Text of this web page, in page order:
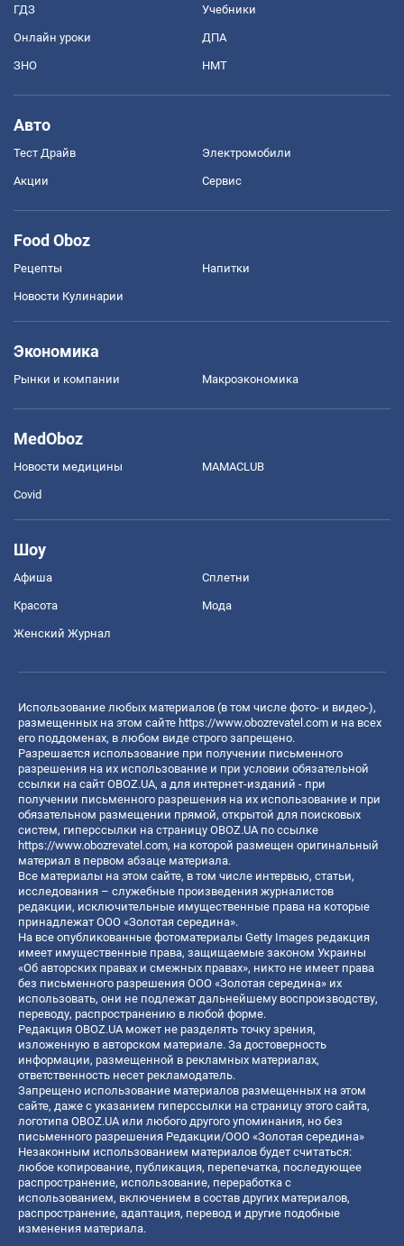
ГДЗ Учебники
Онлайн уроки ДПА
ЗНО НМТ
Авто
Тест Драйв Электромобили
Акции Сервис
Food Oboz
Рецепты Напитки
Новости Кулинарии
Экономика
Рынки и компании Mакроэкономика
MedOboz
Новости медицины MAMACLUB
Covid
Шоу
Афиша Сплетни
Красота Мода
Женский Журнал
Использование любых материалов (в том числе фото- и видео-),
размещенных на этом сайте https://www.obozrevatel.com и на всех
его поддоменах, в любом виде строго запрещено.
Разрешается использование при получении письменного
разрешения на их использование и при условии обязательной
ссылки на сайт OBOZ.UA, а для интернет-изданий - при
получении письменного разрешения на их использование и при
обязательном размещении прямой, открытой для поисковых
систем, гиперссылки на страницу OBOZ.UA по ссылке
https://www.obozrevatel.com, на которой размещен оригинальный
материал в первом абзаце материала.
Все материалы на этом сайте, в том числе интервью, статьи,
исследования – служебные произведения журналистов
редакции, исключительные имущественные права на которые
принадлежат ООО «Золотая середина».
На все опубликованные фотоматериалы Getty Images редакция
имеет имущественные права, защищаемые законом Украины
«Об авторских правах и смежных правах», никто не имеет права
без письменного разрешения ООО «Золотая середина» их
использовать, они не подлежат дальнейшему воспроизводству,
переводу, распространению в любой форме.
Редакция OBOZ.UA может не разделять точку зрения,
изложенную в авторском материале. За достоверность
информации, размещенной в рекламных материалах,
ответственность несет рекламодатель.
Запрещено использование материалов размещенных на этом
сайте, даже с указанием гиперссылки на страницу этого сайта,
логотипа OBOZ.UA или любого другого упоминания, но без
письменного разрешения Редакции/ООО «Золотая середина»
Незаконным использованием материалов будет считаться:
любое копирование, публикация, перепечатка, последующее
распространение, использование, переработка с
использованием, включением в состав других материалов,
распространение, адаптация, перевод и другие подобные
изменения материала.